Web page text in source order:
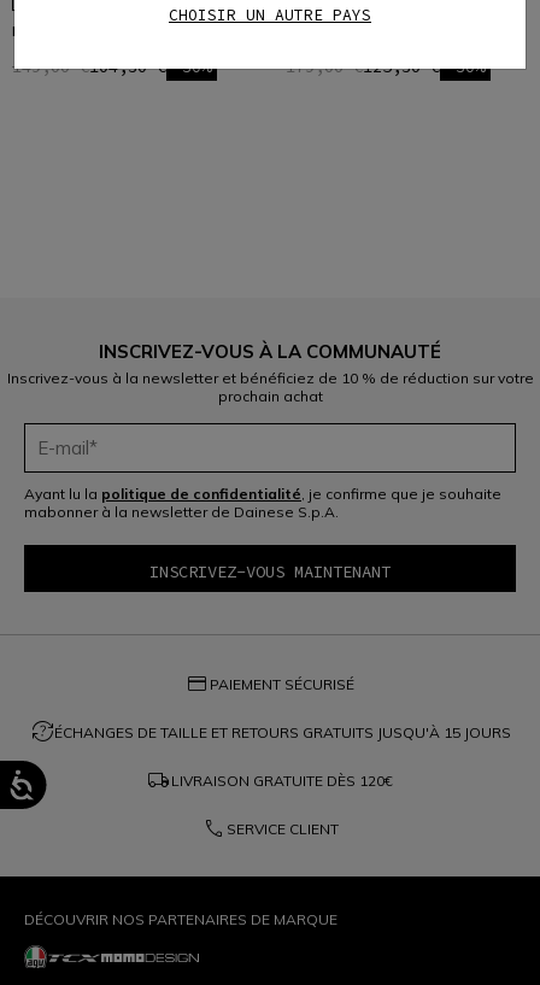
HP - GANTS DE SKI HOMME
149,00 €104,30 € -30% 179,00 €125,30 € -30%
INSCRIVEZ-VOUS À LA COMMUNAUTÉ
Inscrivez-vous à la newsletter et bénéficiez de 10 % de réduction sur votre
prochain achat
Ayant lu la politique de confidentialité, je confirme que je souhaite
mabonner à la newsletter de Dainese S.p.A.
credit_card PAIEMENT SÉCURISÉ
question_exchangeÉCHANGES DE TAILLE ET RETOURS GRATUITS JUSQU'À 15 JOURS
local_shipping LIVRAISON GRATUITE DÈS 120€
phone SERVICE CLIENT
DÉCOUVRIR NOS PARTENAIRES DE MARQUE
CHOISIR UN AUTRE PAYS